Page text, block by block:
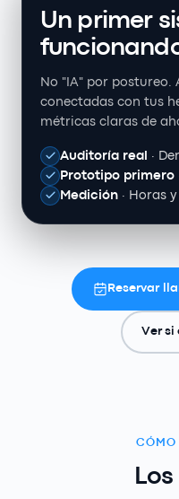
Un primer
No "IA" por postureo.
conectadas con tus
métricas claras de
Auditoría real ·
Prototipo primero
Medición · Horas
Reservar
Ver si
CÓMO